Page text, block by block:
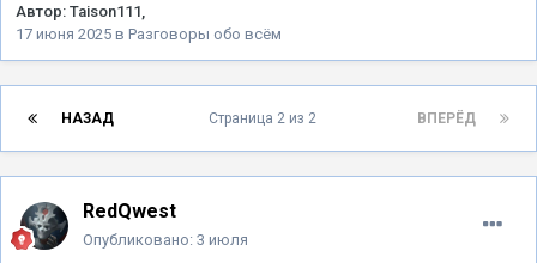
Автор: Taison111
17 июня 2025 в Разговоры обо всём
НАЗАД ВПЕРЁД
Страница 2 из 2
RedQwest
Опубликовано: 3 июля